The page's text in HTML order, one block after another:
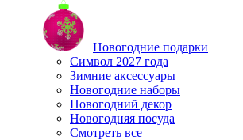
Новогодние подарки
Символ 2027 года
Зимние аксессуары
Новогодние наборы
Новогодний декор
Новогодняя посуда
Смотреть все